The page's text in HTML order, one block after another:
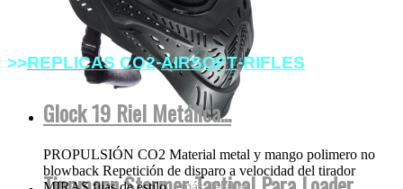
>>REPLICAS CO2-AIRSOFT-RIFLES
Glock 19 Riel Metálica...
PROPULSIÓN CO2 Material metal y mango polimero no
blowback Repetición de disparo a velocidad del tirador